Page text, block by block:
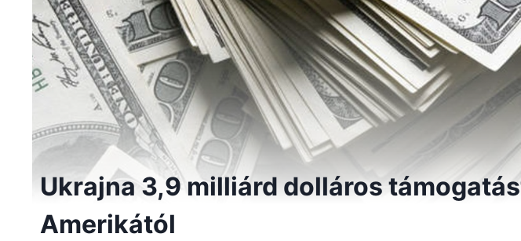
Ukrajna 3,9 milliárd dolláros
Amerikától